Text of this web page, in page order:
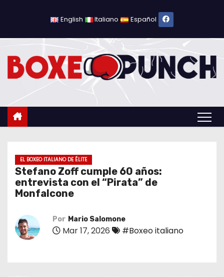
l
English Italiano Español
EL BOXEO ITALIANO DE ÉLITE
Stefano Zoff cumple 60 años:
entrevista con el “Pirata” de
Monfalcone
Por Mario Salomone
Mar 17, 2026 #Boxeo italiano